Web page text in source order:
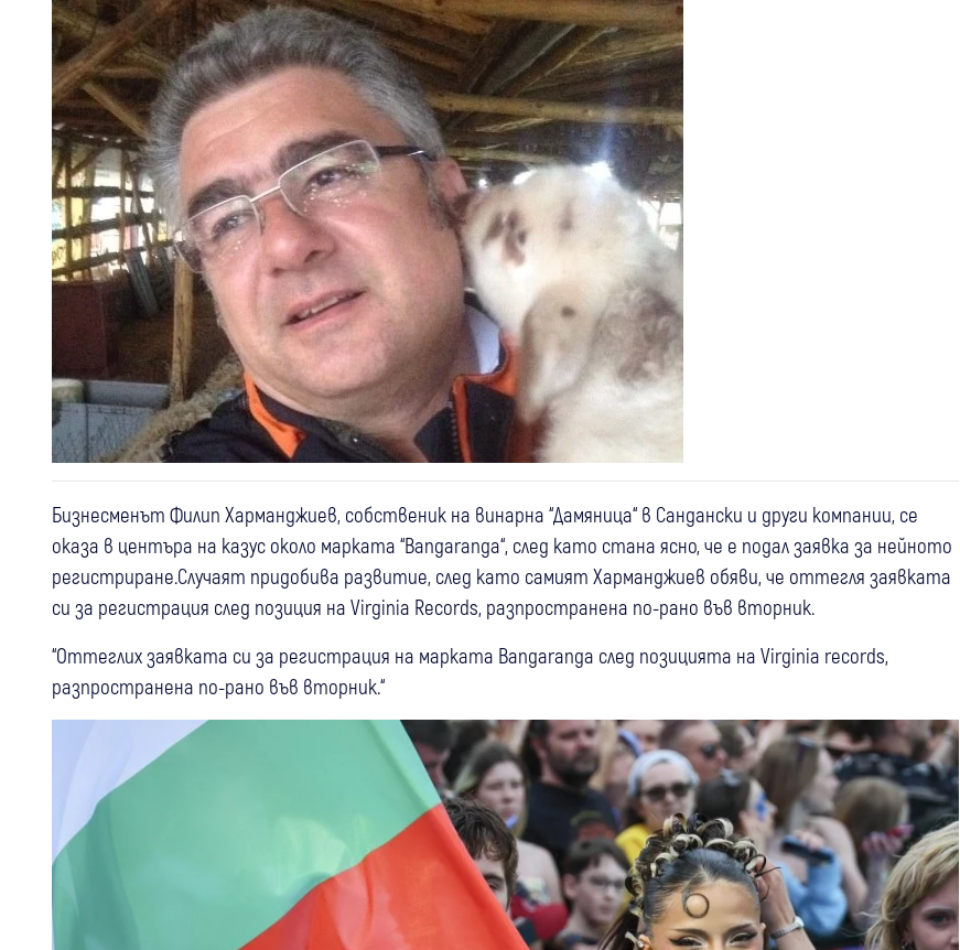
Бизнесменът Филип Харманджиев, собственик на винарна “Дамяница“ в Сандански и други компании, се
оказа в центъра на казус около марката “Bangaranga“, след като стана ясно, че е подал заявка за нейното
регистриране.Случаят придобива развитие, след като самият Харманджиев обяви, че оттегля заявката
си за регистрация след позиция на Virginia Records, разпространена по-рано във вторник.
“Оттеглих заявката си за регистрация на марката Bangaranga след позицията на Virginia records,
разпространена по-рано във вторник.“